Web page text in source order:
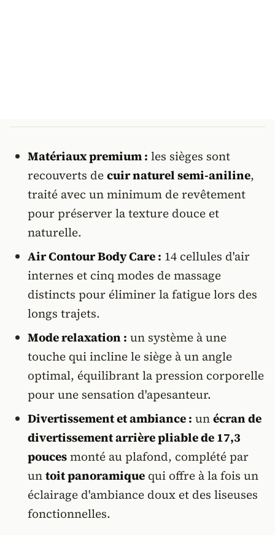
Matériaux premium : les sièges sont
recouverts decuir naturel semi-aniline,
traité avec un minimum de revêtement
pour préserver la texture douce et
naturelle.
Air Contour Body Care : 14 cellules d'air
internes et cinq modes de massage
distincts pour éliminer la fatigue lors des
longs trajets.
Mode relaxation : un système à une
touche qui incline le siège à un angle
optimal, équilibrant la pression corporelle
pour une sensation d'apesanteur.
Divertissement et ambiance : unécran de
divertissement arrière pliable de 17,3
poucesmonté au plafond, complété par
untoit panoramiquequi offre à la fois un
éclairage d'ambiance doux et des liseuses
fonctionnelles.